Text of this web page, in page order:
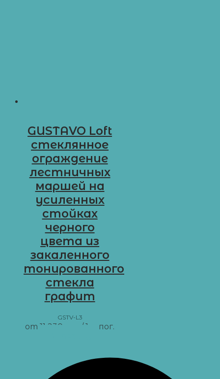
GUSTAVO Loft
стеклянное
ограждение
лестничных
маршей на
усиленных
стойках
черного
цвета из
закаленного
тонированного
стекла
графит
GSTV-L3
от11 230
/ 1 м пог.